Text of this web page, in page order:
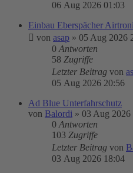
06 Aug 2026 01:03
Einbau Eberspächer
von asap » 05 Aug 2026
0 Antworten
58 Zugriffe
Letzter Beitrag von
05 Aug 2026 20:56
Ad Blue Unterfahrschutz
von Balordi » 03 Aug 2026
0 Antworten
103 Zugriffe
Letzter Beitrag von
03 Aug 2026 18:04